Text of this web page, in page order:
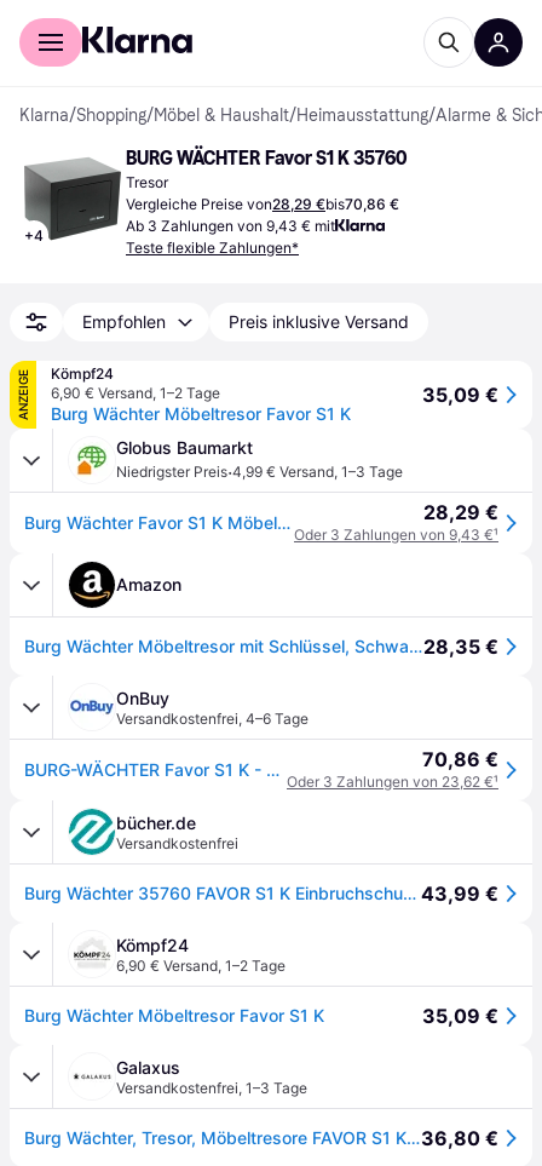
Für Shopper
Klarna/Shopping/Möbel & Haushalt/Heimausstattung/Alarme &
+4
BURG WÄCHTER Favor S1 K 35760
Tresor
Vergleiche Preise von28,29 €bis70,86 €
Ab 3 Zahlungen von 9,43 € mit
Teste flexible Zahlungen*
Empfohlen Preis inklusive Versand
ANZEIGE
Kömpf24
6,90 € Versand, 1–2 Tage
Burg Wächter Möbeltresor Favor S1 K
35,09 €
Globus Baumarkt
Niedrigster Preis·4,99 € Versand, 1–3 Tage
Burg Wächter Favor S1 K Möbeleinsatztresor 17 x 23 x 17 cm 28,29 €
Oder 3 Zahlungen von 9,43 €¹
Amazon
Burg Wächter Möbeltresor mit Schlüssel, Schwarz, HxBxT: 170 x 230 x 170 mm28,35 €
OnBuy
Versandkostenfrei, 4–6 Tage
BURG-WÄCHTER Favor S1 K - Doppelbartschloss - Schwarz - 6,6 L - 4 kg 70,86 €
Oder 3 Zahlungen von 23,62 €¹
bücher.de
Versandkostenfrei
Burg Wächter 35760 FAVOR S1 K Einbruchschutztresor Schlüsselschloss 43,99 €
Kömpf24
6,90 € Versand, 1–2 Tage
Burg Wächter Möbeltresor Favor S1 K 35,09 €
Galaxus
Versandkostenfrei, 1–3 Tage
Burg Wächter, Tresor, Möbeltresore FAVOR S1 K (5l)36,80 €